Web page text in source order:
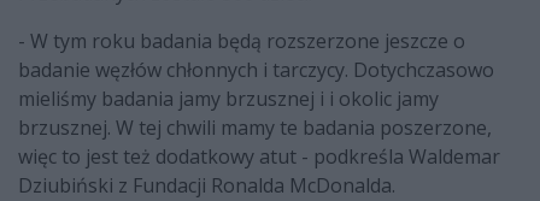
- W tym roku badania będą rozszerzone jeszcze o
badanie węzłów chłonnych i tarczycy. Dotychczasowo
mieliśmy badania jamy brzusznej i i okolic jamy
brzusznej. W tej chwili mamy te badania poszerzone,
więc to jest też dodatkowy atut - podkreśla Waldemar
Dziubiński z Fundacji Ronalda McDonalda.